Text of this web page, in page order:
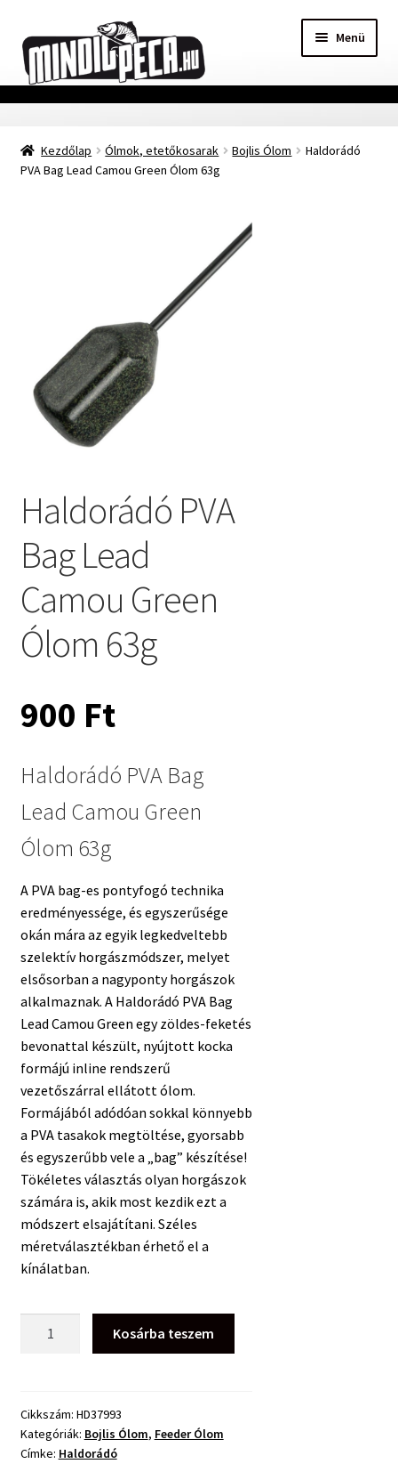
a
navigációhoz
a
tartalomba
Menü
Főoldal
Adatvédelmi nyilatkozat
Mohosz Versenynaptár 2025
Kezdőlap Ólmok, etetőkosarak Bojlis Ólom
Haldorádó
PVA Bag Lead Camou Green Ólom 63g
Haldorádó PVA
Bag Lead
Camou Green
Ólom 63g
900 Ft
Haldorádó PVA Bag
Lead Camou Green
Ólom 63g
A PVA bag-es pontyfogó technika
eredményessége, és egyszerűsége
okán mára az egyik legkedveltebb
szelektív horgászmódszer, melyet
elsősorban a nagyponty horgászok
alkalmaznak. A Haldorádó PVA Bag
Lead Camou Green egy zöldes-feketés
bevonattal készült, nyújtott kocka
formájú inline rendszerű
vezetőszárral ellátott ólom.
Formájából adódóan sokkal könnyebb
a PVA tasakok megtöltése, gyorsabb
és egyszerűbb vele a „bag” készítése!
Tökéletes választás olyan horgászok
számára is, akik most kezdik ezt a
módszert elsajátítani. Széles
méretválasztékban érhető el a
kínálatban.
Camou
Green
Ólom
Kosárba teszem
Cikkszám: HD37993
Kategóriák: Bojlis Ólom, Feeder Ólom
Címke: Haldorádó